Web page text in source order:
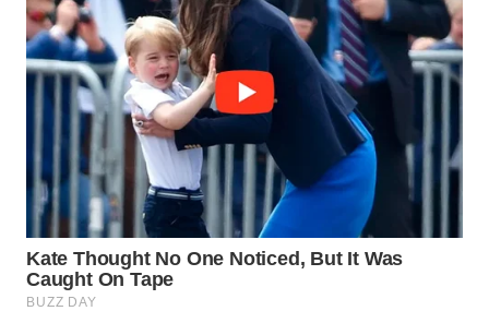
WAHANA
NEWS
WAHANA
TANI
WAHANA
ADVOKAT
WAHANA